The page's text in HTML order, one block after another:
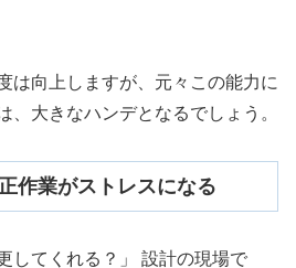
は向上しますが、元々この能力に
、大きなハンデとなるでしょう。
作業がストレスになる
してくれる？」 設計の現場で